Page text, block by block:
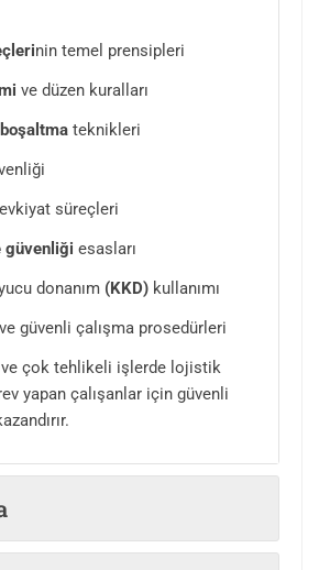
nin temel prensipleri
ve düzen kuralları
boşaltma teknikleri
süreçleri
güvenliği esasları
donanım (KKD) kullanımı
güvenli çalışma prosedürleri
çok tehlikeli işlerde lojistik
yapan çalışanlar için güvenli